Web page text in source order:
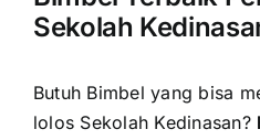
Sekolah
Butuh Bimbel yang bisa
lolos Sekolah Kedinasan?